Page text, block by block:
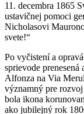
11. decembra 1865
ustavičnej pomoci
Nicholasovi
svete!“
Po vyčistení a
sprievode prenesená
Alfonza na Via
významný pre
bola ikona
ako jubilejný rok